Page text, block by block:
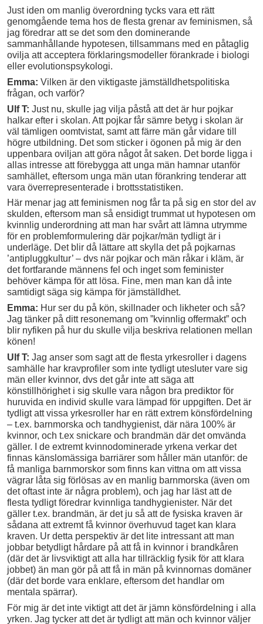
Just iden om manlig överordning tycks vara ett rätt
genomgående tema hos de flesta grenar av feminismen, så
jag föredrar att se det som den dominerande
sammanhållande hypotesen, tillsammans med en påtaglig
ovilja att acceptera förklaringsmodeller förankrade i biologi
eller evolutionspsykologi.
Emma: Vilken är den viktigaste jämställdhetspolitiska
frågan, och varför?
Ulf T: Just nu, skulle jag vilja påstå att det är hur pojkar
halkar efter i skolan. Att pojkar får sämre betyg i skolan är
väl tämligen oomtvistat, samt att färre män går vidare till
högre utbildning. Det som sticker i ögonen på mig är den
uppenbara oviljan att göra något åt saken. Det borde ligga i
allas intresse att förebygga att unga män hamnar utanför
samhället, eftersom unga män utan förankring tenderar att
vara överrepresenterade i brottsstatistiken.
Här menar jag att feminismen nog får ta på sig en stor del av
skulden, eftersom man så ensidigt trummat ut hypotesen om
kvinnlig underordning att man har svårt att lämna utrymme
för en problemformulering där pojkar/män tydligt är i
underläge. Det blir då lättare att skylla det på pojkarnas
’antipluggkultur’ – dvs när pojkar och män råkar i kläm, är
det fortfarande männens fel och inget som feminister
behöver kämpa för att lösa. Fine, men man kan då inte
samtidigt säga sig kämpa för jämställdhet.
Emma: Hur ser du på kön, skillnader och likheter och så?
Jag tänker på ditt resonemang om ”kvinnlig offermakt” och
blir nyfiken på hur du skulle vilja beskriva relationen mellan
könen!
Ulf T: Jag anser som sagt att de flesta yrkesroller i dagens
samhälle har kravprofiler som inte tydligt utesluter vare sig
män eller kvinnor, dvs det går inte att säga att
könstillhörighet i sig skulle vara någon bra prediktor för
huruvida en individ skulle vara lämpad för uppgiften. Det är
tydligt att vissa yrkesroller har en rätt extrem könsfördelning
– t.ex. barnmorska och tandhygienist, där nära 100% är
kvinnor, och t.ex snickare och brandmän där det omvända
gäller. I de extremt kvinnodominerade yrkena verkar det
finnas känslomässiga barriärer som håller män utanför: de
få manliga barnmorskor som finns kan vittna om att vissa
vägrar låta sig förlösas av en manlig barnmorska (även om
det oftast inte är några problem), och jag har läst att de
flesta tydligt föredrar kvinnliga tandhygienister. När det
gäller t.ex. brandmän, är det ju så att de fysiska kraven är
sådana att extremt få kvinnor överhuvud taget kan klara
kraven. Ur detta perspektiv är det lite intressant att man
jobbar betydligt hårdare på att få in kvinnor i brandkåren
(där det är livsviktigt att alla har tillräcklig fysik för att klara
jobbet) än man gör på att få in män på kvinnornas domäner
(där det borde vara enklare, eftersom det handlar om
mentala spärrar).
För mig är det inte viktigt att det är jämn könsfördelning i alla
yrken. Jag tycker att det är tydligt att män och kvinnor väljer